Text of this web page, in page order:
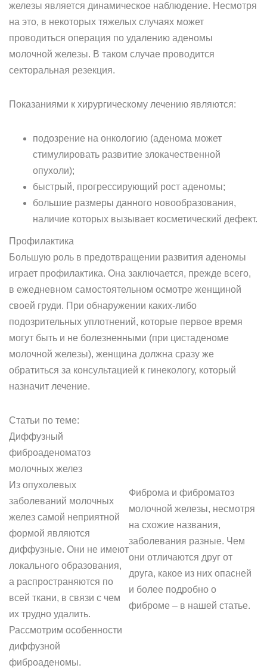
железы является динамическое наблюдение. Несмотря
на это, в некоторых тяжелых случаях может
проводиться операция по удалению аденомы
молочной железы. В таком случае проводится
секторальная резекция.
Показаниями к хирургическому лечению являются:
подозрение на онкологию (аденома может
стимулировать развитие злокачественной
опухоли);
быстрый, прогрессирующий рост аденомы;
большие размеры данного новообразования,
наличие которых вызывает косметический дефект.
Профилактика
Большую роль в предотвращении развития аденомы
играет профилактика. Она заключается, прежде всего,
в ежедневном самостоятельном осмотре женщиной
своей груди. При обнаружении каких-либо
подозрительных уплотнений, которые первое время
могут быть и не болезненными (при цистаденоме
молочной железы), женщина должна сразу же
обратиться за консультацией к гинекологу, который
назначит лечение.
Статьи по теме:
Диффузный
фиброаденоматоз
молочных желез
Из опухолевых
заболеваний молочных
желез самой неприятной
формой являются
диффузные. Они не имеют
локального образования,
а распространяются по
всей ткани, в связи с чем
их трудно удалить.
Рассмотрим особенности
диффузной
фиброаденомы.
Фиброма и фиброматоз
молочной железы, несмотря
на схожие названия,
заболевания разные. Чем
они отличаются друг от
друга, какое из них опасней
и более подробно о
фиброме – в нашей статье.